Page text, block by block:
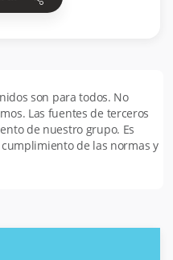
son para todos. No
Las fuentes de terceros
de nuestro grupo. Es
de las normas y